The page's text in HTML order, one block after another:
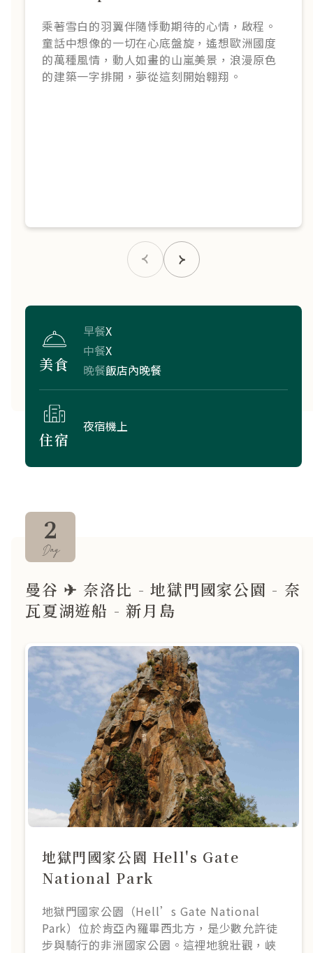
乘著雪白的羽翼伴隨悸動期待的心情，啟程。
童話中想像的一切在心底盤旋，遙想歐洲國度
的萬種風情，動人如畫的山嵐美景，浪漫原色
的建築一字排開，夢從這刻開始翱翔。
美食
早餐X
中餐X
晚餐飯店內晚餐
住宿
夜宿機上
曼谷 ✈ 奈洛比 - 地獄門國家公園 - 奈
瓦夏湖遊船 - 新月島
地獄門國家公園 Hell's Gate
National Park
地獄門國家公園（Hell’s Gate National
Park）位於肯亞內羅畢西北方，是少數允許徒
步與騎行的非洲國家公園。這裡地貌壯觀，峽
2
Day